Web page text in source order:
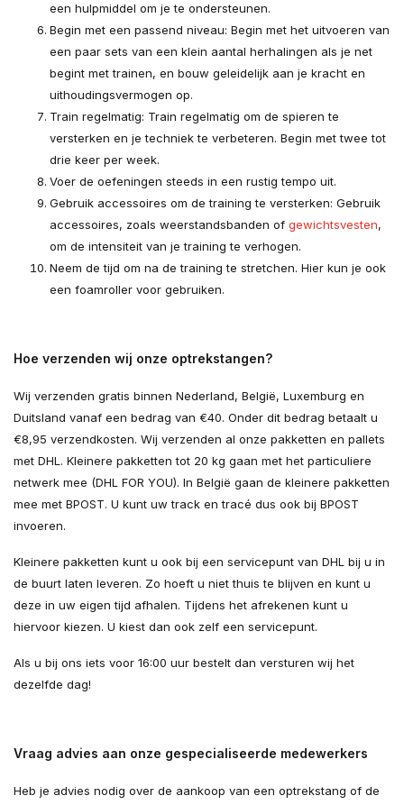
een hulpmiddel om je te ondersteunen.
Begin met een passend niveau: Begin met het uitvoeren van
een paar sets van een klein aantal herhalingen als je net
begint met trainen, en bouw geleidelijk aan je kracht en
uithoudingsvermogen op.
Train regelmatig: Train regelmatig om de spieren te
versterken en je techniek te verbeteren. Begin met twee tot
drie keer per week.
Voer de oefeningen steeds in een rustig tempo uit.
Gebruik accessoires om de training te versterken: Gebruik
accessoires, zoals weerstandsbanden of gewichtsvesten,
om de intensiteit van je training te verhogen.
Neem de tijd om na de training te stretchen. Hier kun je ook
een foamroller voor gebruiken.
Hoe verzenden wij onze optrekstangen?
Wij verzenden gratis binnen Nederland, België, Luxemburg en
Duitsland vanaf een bedrag van €40. Onder dit bedrag betaalt u
€8,95 verzendkosten. Wij verzenden al onze pakketten en pallets
met DHL. Kleinere pakketten tot 20 kg gaan met het particuliere
netwerk mee (DHL FOR YOU). In België gaan de kleinere pakketten
mee met BPOST. U kunt uw track en tracé dus ook bij BPOST
invoeren.
Kleinere pakketten kunt u ook bij een servicepunt van DHL bij u in
de buurt laten leveren. Zo hoeft u niet thuis te blijven en kunt u
deze in uw eigen tijd afhalen. Tijdens het afrekenen kunt u
hiervoor kiezen. U kiest dan ook zelf een servicepunt.
Als u bij ons iets voor 16:00 uur bestelt dan versturen wij het
dezelfde dag!
Vraag advies aan onze gespecialiseerde medewerkers
Heb je advies nodig over de aankoop van een optrekstang of de